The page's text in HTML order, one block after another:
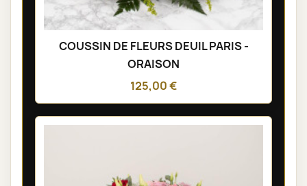
COUSSIN DE FLEURS DEUIL PARIS -
ORAISON
125,00 €